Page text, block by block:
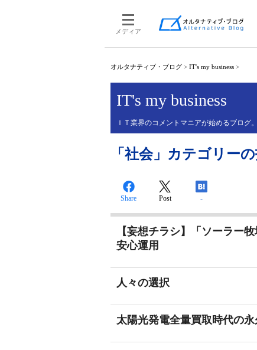
メディア
オルタナティブ・ブログ > IT's my business >
IT's my business
ＩＴ業界のコメントマニアが始めるブログ
「社会」カテゴリー
Share Post -
【妄想チラシ】「ソーラー
安心運用
人々の選択
太陽光発電全量買取時代の永